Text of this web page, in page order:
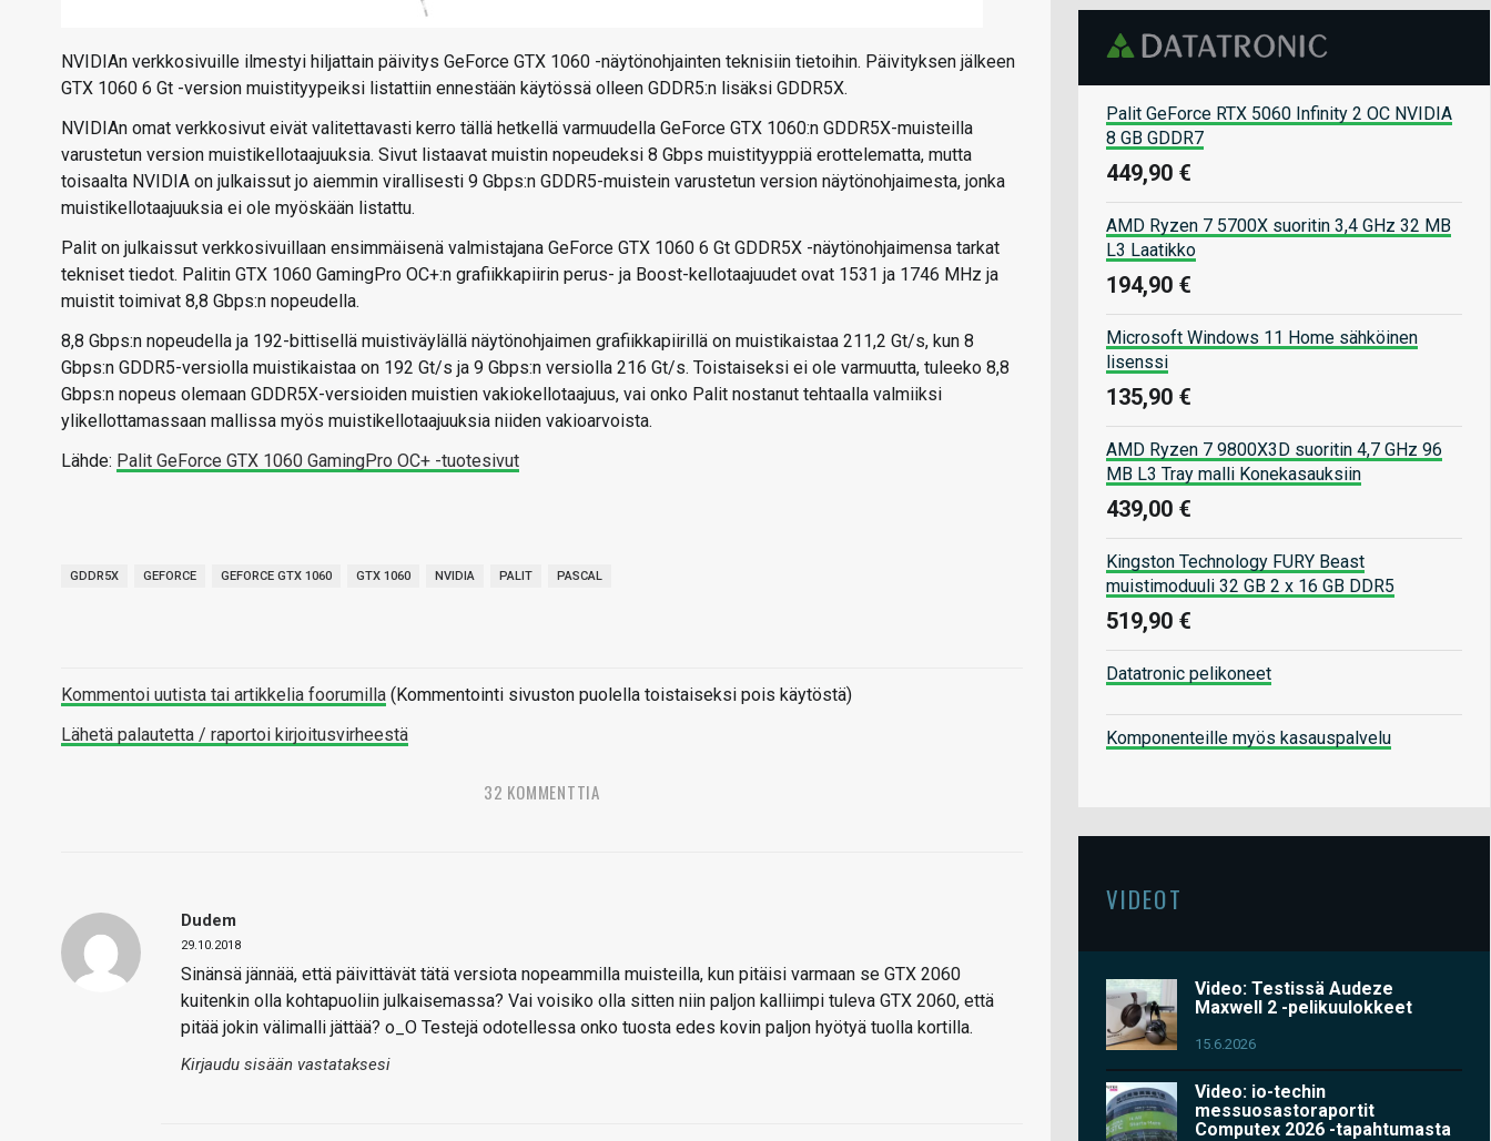
NVIDIAn verkkosivuille ilmestyi hiljattain päivitys GeForce GTX 1060 -näytönohjainten teknisiin tietoihin. Päivityksen jälkeen
GTX 1060 6 Gt -version muistityypeiksi listattiin ennestään käytössä olleen GDDR5:n lisäksi GDDR5X.
NVIDIAn omat verkkosivut eivät valitettavasti kerro tällä hetkellä varmuudella GeForce GTX 1060:n GDDR5X-muisteilla
varustetun version muistikellotaajuuksia. Sivut listaavat muistin nopeudeksi 8 Gbps muistityyppiä erottelematta, mutta
toisaalta NVIDIA on julkaissut jo aiemmin virallisesti 9 Gbps:n GDDR5-muistein varustetun version näytönohjaimesta, jonka
muistikellotaajuuksia ei ole myöskään listattu.
Palit on julkaissut verkkosivuillaan ensimmäisenä valmistajana GeForce GTX 1060 6 Gt GDDR5X -näytönohjaimensa tarkat
tekniset tiedot. Palitin GTX 1060 GamingPro OC+:n grafiikkapiirin perus- ja Boost-kellotaajuudet ovat 1531 ja 1746 MHz ja
muistit toimivat 8,8 Gbps:n nopeudella.
8,8 Gbps:n nopeudella ja 192-bittisellä muistiväylällä näytönohjaimen grafiikkapiirillä on muistikaistaa 211,2 Gt/s, kun 8
Gbps:n GDDR5-versiolla muistikaistaa on 192 Gt/s ja 9 Gbps:n versiolla 216 Gt/s. Toistaiseksi ei ole varmuutta, tuleeko 8,8
Gbps:n nopeus olemaan GDDR5X-versioiden muistien vakiokellotaajuus, vai onko Palit nostanut tehtaalla valmiiksi
ylikellottamassaan mallissa myös muistikellotaajuuksia niiden vakioarvoista.
Lähde: Palit GeForce GTX 1060 GamingPro OC+ -tuotesivut
GDDR5X GEFORCE GEFORCE GTX 1060 GTX 1060 NVIDIA PALIT PASCAL
Kommentoi uutista tai artikkelia foorumilla (Kommentointi sivuston puolella toistaiseksi pois käytöstä)
Lähetä palautetta / raportoi kirjoitusvirheestä
32 KOMMENTTIA
Dudem
29.10.2018
Sinänsä jännää, että päivittävät tätä versiota nopeammilla muisteilla, kun pitäisi varmaan se GTX 2060
kuitenkin olla kohtapuoliin julkaisemassa? Vai voisiko olla sitten niin paljon kalliimpi tuleva GTX 2060, että
pitää jokin välimalli jättää? o_O Testejä odotellessa onko tuosta edes kovin paljon hyötyä tuolla kortilla.
Kirjaudu sisään vastataksesi
Palit GeForce RTX 5060 Infinity 2 OC NVIDIA
8 GB GDDR7
449,90 €
AMD Ryzen 7 5700X suoritin 3,4 GHz 32 MB
L3 Laatikko
194,90 €
Microsoft Windows 11 Home sähköinen
lisenssi
135,90 €
AMD Ryzen 7 9800X3D suoritin 4,7 GHz 96
MB L3 Tray malli Konekasauksiin
439,00 €
Kingston Technology FURY Beast
muistimoduuli 32 GB 2 x 16 GB DDR5
519,90 €
Datatronic pelikoneet
Komponenteille myös kasauspalvelu
VIDEOT
Video: Testissä Audeze
Maxwell 2 -pelikuulokkeet
15.6.2026
Video: io-techin
messuosastoraportit
Computex 2026 -tapahtumasta